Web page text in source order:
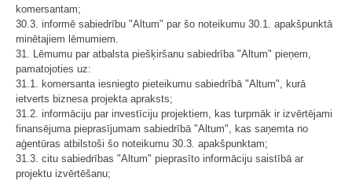
komersantam;
30.3. informē sabiedrību "Altum" par šo noteikumu 30.1. apakšpunktā
minētajiem lēmumiem.
31. Lēmumu par atbalsta piešķiršanu sabiedrība "Altum" pieņem,
pamatojoties uz:
31.1. komersanta iesniegto pieteikumu sabiedrībā "Altum", kurā
ietverts biznesa projekta apraksts;
31.2. informāciju par investīciju projektiem, kas turpmāk ir izvērtējami
finansējuma pieprasījumam sabiedrībā "Altum", kas saņemta no
aģentūras atbilstoši šo noteikumu 30.3. apakšpunktam;
31.3. citu sabiedrības "Altum" pieprasīto informāciju saistībā ar
projektu izvērtēšanu;